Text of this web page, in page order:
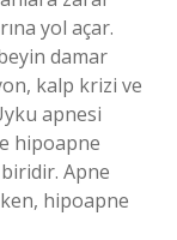
yol açar.
damar
kalp krizi ve
apnesi
hipoapne
Apne
hipoapne